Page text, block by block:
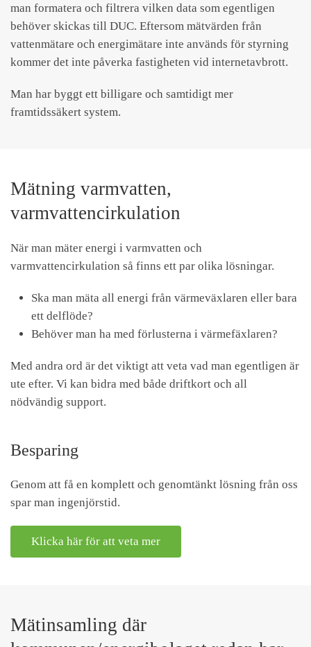
man formatera och filtrera vilken data som egentligen
behöver skickas till DUC. Eftersom mätvärden från
vattenmätare och energimätare inte används för styrning
kommer det inte påverka fastigheten vid internetavbrott.
Man har byggt ett billigare och samtidigt mer
framtidssäkert system.
Mätning varmvatten,
varmvattencirkulation
När man mäter energi i varmvatten och
varmvattencirkulation så finns ett par olika lösningar.
Ska man mäta all energi från värmeväxlaren eller bara
ett delflöde?
Behöver man ha med förlusterna i värmefäxlaren?
Med andra ord är det viktigt att veta vad man egentligen är
ute efter. Vi kan bidra med både driftkort och all
nödvändig support.
Besparing
Genom att få en komplett och genomtänkt lösning från oss
spar man ingenjörstid.
Klicka här för att veta mer
Mätinsamling där